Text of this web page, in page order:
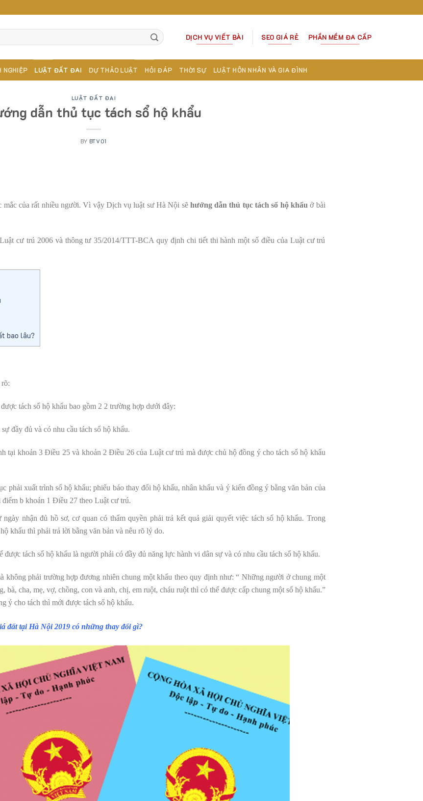
DỊCH VỤ VIẾT BÀI SEO GIÁ RẺ PHẦN MỀM ĐA CẤP
NGHIỆP LUẬT ĐẤT ĐAI DỰ THẢO LUẬT HỎI ĐÁP THỜI SỰ LUẬT HÔN NHÂN VÀ GIA ĐÌNH
LUẬT ĐẤT ĐAI
dẫn thủ tục tách sổ hộ khẩu
BY BTV01
mắc của rất nhiều người. Vì vậy Dịch vụ luật sư Hà Nội sẽ hướng dẫn thủ tục tách sổ hộ khẩu ở bài
cư trú 2006 và thông tư 35/2014/TTT-BCA quy định chi tiết thi hành một số điều của Luật cư trú
bao lâu?
rõ:
tách sổ hộ khẩu bao gồm 2 2 trường hợp dưới đây:
đầy đủ và có nhu cầu tách sổ hộ khẩu.
khoản 3 Điều 25 và khoản 2 Điều 26 của Luật cư trú mà được chủ hộ đồng ý cho tách sổ hộ khẩu
phải xuất trình sổ hộ khẩu; phiếu báo thay đổi hộ khẩu, nhân khẩu và ý kiến đồng ý bằng văn bản của
b khoản 1 Điều 27 theo Luật cư trú.
nhận đủ hồ sơ, cơ quan có thẩm quyền phải trả kết quả giải quyết việc tách sổ hộ khẩu. Trong
khẩu thì phải trả lời bằng văn bản và nêu rõ lý do.
được tách sổ hộ khẩu là người phải có đầy đủ năng lực hành vi dân sự và có nhu cầu tách sổ hộ khẩu.
không phải trường hợp đương nhiên chung một khẩu theo quy định như: “ Những người ở chung một
bà, cha, mẹ, vợ, chồng, con và anh, chị, em ruột, cháu ruột thì có thể được cấp chung một sổ hộ khẩu.”
ý cho tách thì mới được tách sổ hộ khẩu.
đất tại Hà Nội 2019 có những thay đổi gì?